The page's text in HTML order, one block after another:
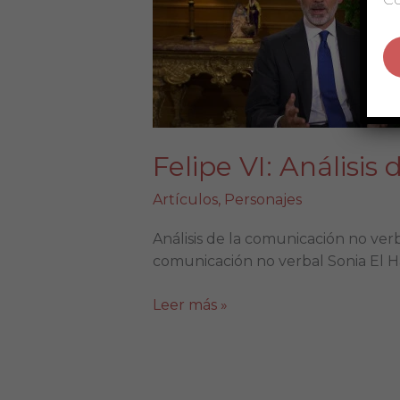
Felipe VI: Análisis
Artículos, Personajes
Análisis de la comunicación no
comunicación no verbal Sonia El
Análisis
del
discurso
de
Navidad
de
Leer más »